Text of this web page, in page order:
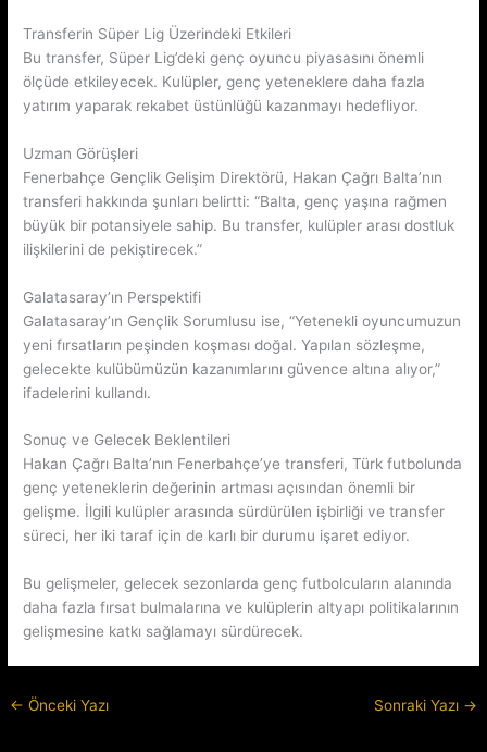
Transferin Süper Lig Üzerindeki Etkileri
Bu transfer, Süper Lig’deki genç oyuncu piyasasını önemli
ölçüde etkileyecek. Kulüpler, genç yeteneklere daha fazla
yatırım yaparak rekabet üstünlüğü kazanmayı hedefliyor.
Uzman Görüşleri
Fenerbahçe Gençlik Gelişim Direktörü, Hakan Çağrı Balta’nın
transferi hakkında şunları belirtti: “Balta, genç yaşına rağmen
büyük bir potansiyele sahip. Bu transfer, kulüpler arası dostluk
ilişkilerini de pekiştirecek.”
Galatasaray’ın Perspektifi
Galatasaray’ın Gençlik Sorumlusu ise, “Yetenekli oyuncumuzun
yeni fırsatların peşinden koşması doğal. Yapılan sözleşme,
gelecekte kulübümüzün kazanımlarını güvence altına alıyor,”
ifadelerini kullandı.
Sonuç ve Gelecek Beklentileri
Hakan Çağrı Balta’nın Fenerbahçe’ye transferi, Türk futbolunda
genç yeteneklerin değerinin artması açısından önemli bir
gelişme. İlgili kulüpler arasında sürdürülen işbirliği ve transfer
süreci, her iki taraf için de karlı bir durumu işaret ediyor.
Bu gelişmeler, gelecek sezonlarda genç futbolcuların alanında
daha fazla fırsat bulmalarına ve kulüplerin altyapı politikalarının
gelişmesine katkı sağlamayı sürdürecek.
← Önceki Yazı Sonraki Yazı →